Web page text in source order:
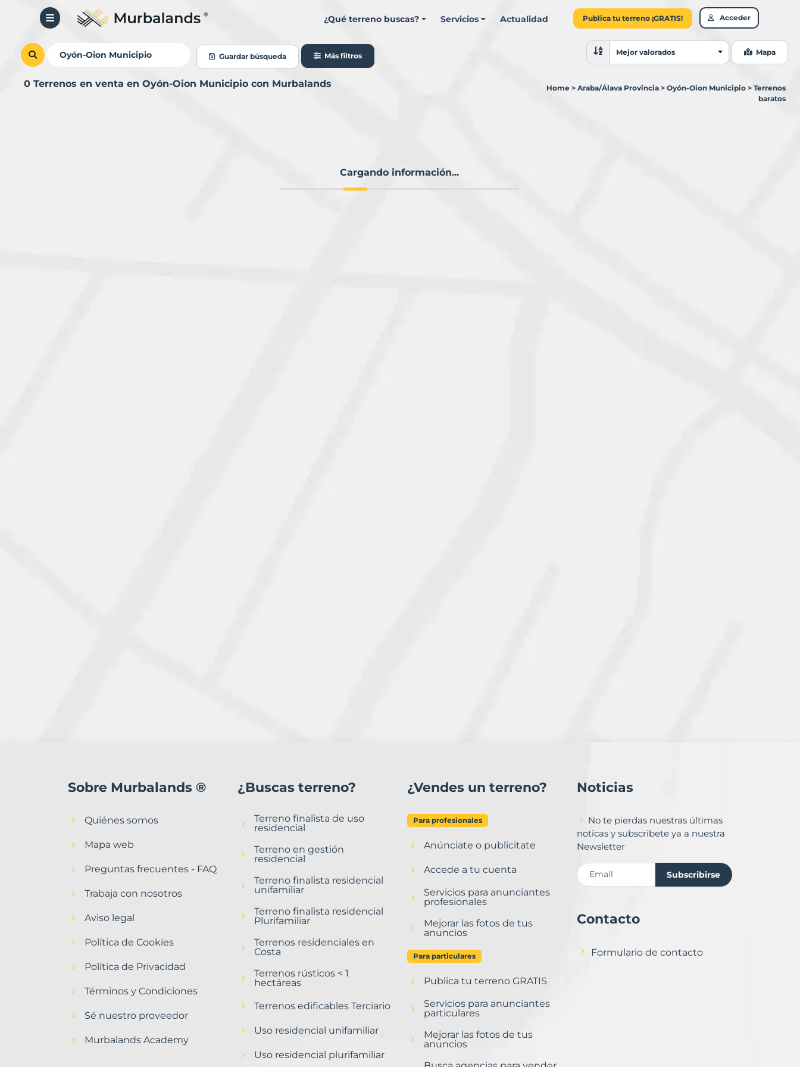
¿Qué terreno buscas? Servicios Actualidad Publica tu terreno ¡GRATIS! Acceder
Guardar búsqueda Más filtros
Ordenar resultados
Mejor valorados Mapa
0 Terrenos en venta en Oyón-Oion Municipio con Murbalands Home > Araba/Álava Provincia > Oyón-Oion Municipio > Terrenos
baratos
Cargando información...
Municipio
Sobre Murbalands ®
Quiénes somos
Mapa web
Preguntas frecuentes - FAQ
Trabaja con nosotros
Aviso legal
Política de Cookies
Política de Privacidad
Términos y Condiciones
Sé nuestro proveedor
Murbalands Academy
¿Buscas terreno?
Terreno finalista de uso
residencial
Terreno en gestión
residencial
Terreno finalista residencial
unifamiliar
Terreno finalista residencial
Plurifamiliar
Terrenos residenciales en
Costa
Terrenos rústicos < 1
hectáreas
Terrenos edificables Terciario
Uso residencial unifamiliar
Uso residencial plurifamiliar
¿Vendes un terreno?
Para profesionales
Anúnciate o publicitate
Accede a tu cuenta
Servicios para anunciantes
profesionales
Mejorar las fotos de tus
anuncios
Para particulares
Publica tu terreno GRATIS
Servicios para anunciantes
particulares
Mejorar las fotos de tus
anuncios
Noticias
No te pierdas nuestras últimas
noticas y subscribete ya a nuestra
Newsletter
Subscribirse
Contacto
Formulario de contacto